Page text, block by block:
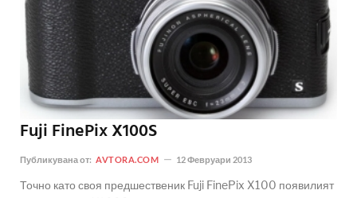
Fuji FinePix X100S
Публикувана от: AVTORA.COM 12 Февруари 2013
Точно като своя предшественик Fuji FinePix X100 появилият